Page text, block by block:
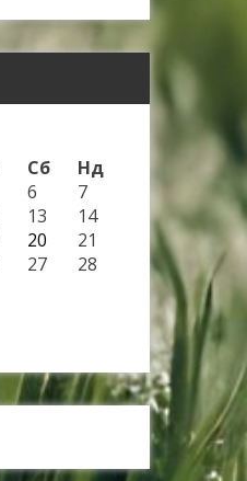
Сб
Нд
6
7
13
14
20
21
27
28